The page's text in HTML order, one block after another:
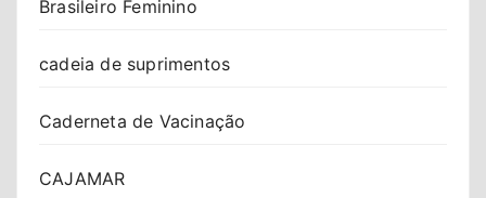
Brasileiro Feminino
cadeia de suprimentos
Caderneta de Vacinação
CAJAMAR